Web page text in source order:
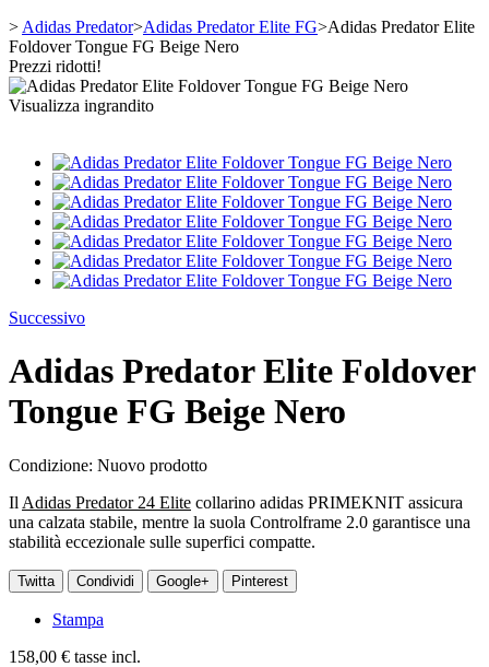
> Adidas Predator>Adidas Predator Elite FG>Adidas Predator Elite
Foldover Tongue FG Beige Nero
Prezzi ridotti!
Visualizza ingrandito
Successivo
Adidas Predator Elite Foldover
Tongue FG Beige Nero
Condizione: Nuovo prodotto
Il Adidas Predator 24 Elite collarino adidas PRIMEKNIT assicura
una calzata stabile, mentre la suola Controlframe 2.0 garantisce una
stabilità eccezionale sulle superfici compatte.
Twitta Condividi Google+ Pinterest
Stampa
158,00 € tasse incl.